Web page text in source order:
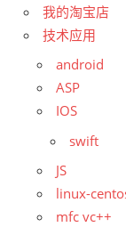
我的淘宝店
技术应用
android
ASP
IOS
swift
JS
linux-
mfc vc++